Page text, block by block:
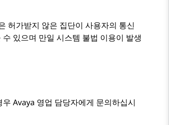
허가받지 않은 집단이 사용자의 통신
있으며 만일 시스템 불법 이용이 발생
우 Avaya 영업 담당자에게 문의하십시